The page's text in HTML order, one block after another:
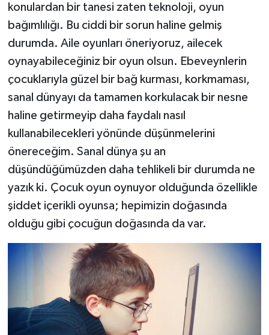
konulardan bir tanesi zaten teknoloji, oyun
bağımlılığı. Bu ciddi bir sorun haline gelmiş
durumda. Aile oyunları öneriyoruz, ailecek
oynayabileceğiniz bir oyun olsun. Ebeveynlerin
çocuklarıyla güzel bir bağ kurması, korkmaması,
sanal dünyayı da tamamen korkulacak bir nesne
haline getirmeyip daha faydalı nasıl
kullanabilecekleri yönünde düşünmelerini
önereceğim. Sanal dünya şu an
düşündüğümüzden daha tehlikeli bir durumda ne
yazık ki. Çocuk oyun oynuyor olduğunda özellikle
şiddet içerikli oyunsa; hepimizin doğasında
olduğu gibi çocuğun doğasında da var.